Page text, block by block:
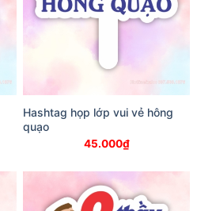
Hashtag họp lớp vui vẻ hông
quạo
45.000₫